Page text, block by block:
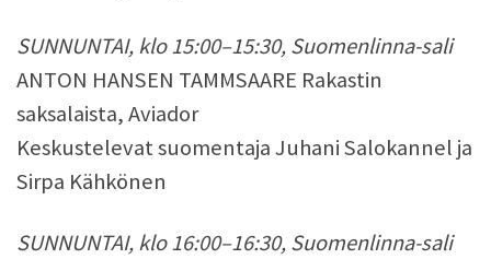
SUNNUNTAI, klo 15:00–15:30, Suomenlinna-sali
ANTON HANSEN TAMMSAARE Rakastin
saksalaista, Aviador
Keskustelevat suomentaja Juhani Salokannel ja
Sirpa Kähkönen
SUNNUNTAI, klo 16:00–16:30, Suomenlinna-sali